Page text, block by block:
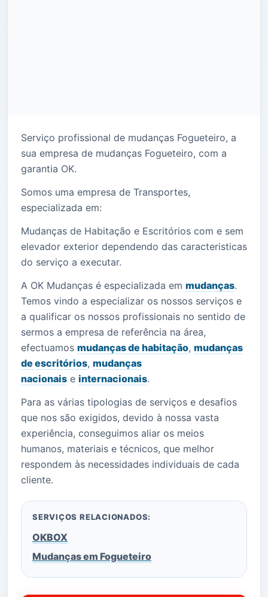
Serviço profissional de mudanças Fogueteiro, a
sua empresa de mudanças Fogueteiro, com a
garantia OK.
Somos uma empresa de Transportes,
especializada em:
Mudanças de Habitação e Escritórios com e sem
elevador exterior dependendo das caracteristicas
do serviço a executar.
A OK Mudanças é especializada em mudanças.
Temos vindo a especializar os nossos serviços e
a qualificar os nossos profissionais no sentido de
sermos a empresa de referência na área,
efectuamos mudanças de habitação, mudanças
de escritórios, mudanças
nacionais e internacionais.
Para as várias tipologias de serviços e desafios
que nos são exigidos, devido à nossa vasta
experiência, conseguimos aliar os meios
humanos, materiais e técnicos, que melhor
respondem às necessidades individuais de cada
cliente.
SERVIÇOS RELACIONADOS:
OKBOX
Mudanças em Fogueteiro